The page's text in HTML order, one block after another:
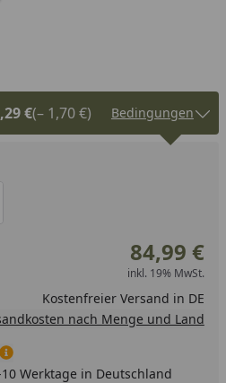
€(– 1,70 €) Bedingungen
verringern
manuell eingeben
um eins erhöhen
84,99 €
inkl. 19% MwSt.
Kostenfreier Versand in DE
nach Menge und Land
Werktage in Deutschland